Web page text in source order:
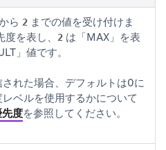
ら 2 までの値を受け付けま
を表し、 2 は「MAX」を表
」値です。
れた場合、デフォルトは0に
ベルを使用するかについて
度を参照してください。